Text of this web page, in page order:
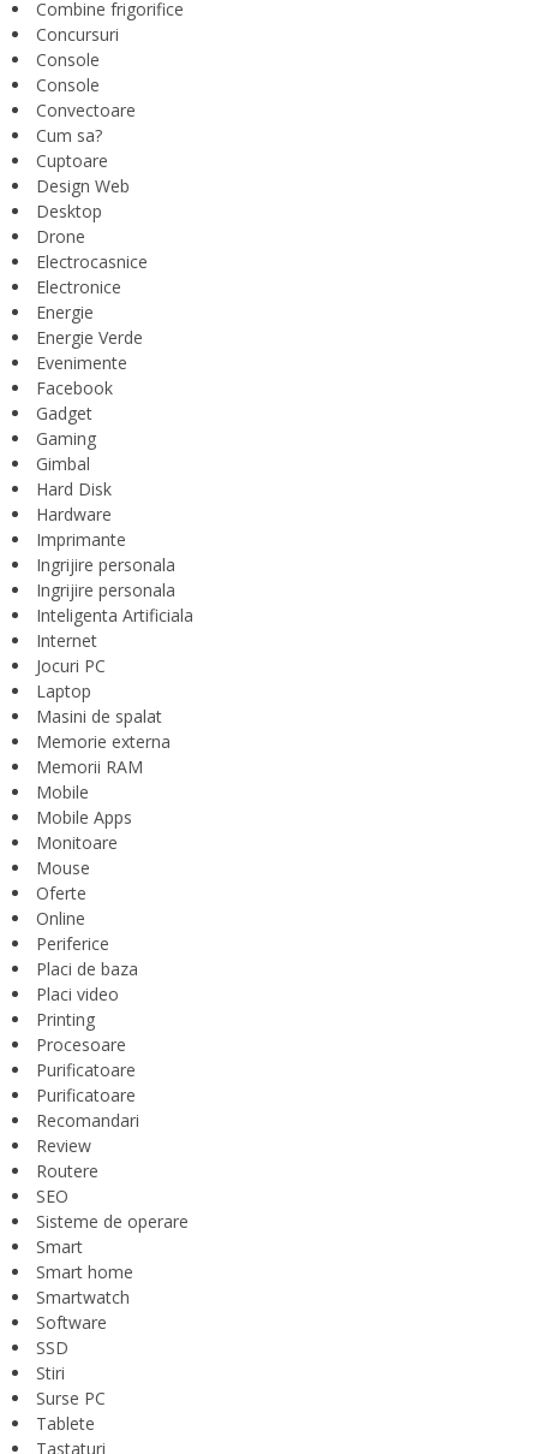
Combine frigorifice
Concursuri
Console
Console
Convectoare
Cum sa?
Cuptoare
Design Web
Desktop
Drone
Electrocasnice
Electronice
Energie
Energie Verde
Evenimente
Facebook
Gadget
Gaming
Gimbal
Hard Disk
Hardware
Imprimante
Ingrijire personala
Ingrijire personala
Inteligenta Artificiala
Internet
Jocuri PC
Laptop
Masini de spalat
Memorie externa
Memorii RAM
Mobile
Mobile Apps
Monitoare
Mouse
Oferte
Online
Periferice
Placi de baza
Placi video
Printing
Procesoare
Purificatoare
Purificatoare
Recomandari
Review
Routere
SEO
Sisteme de operare
Smart
Smart home
Smartwatch
Software
SSD
Stiri
Surse PC
Tablete
Tastaturi